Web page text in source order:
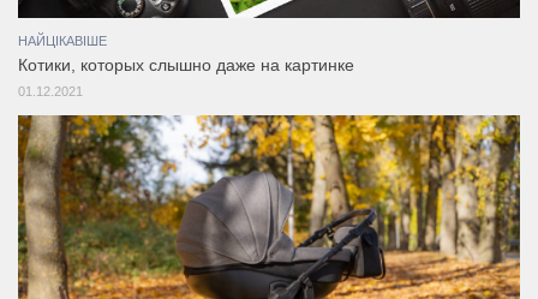
НАЙЦІКАВІШЕ
Котики, которых слышно даже на картинке
01.12.2021